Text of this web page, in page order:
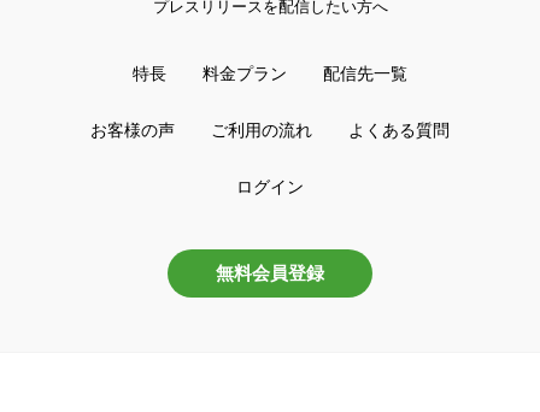
プレスリリースを配信したい方へ
特長 料金プラン 配信先一覧
お客様の声 ご利用の流れ よくある質問
ログイン
無料会員登録